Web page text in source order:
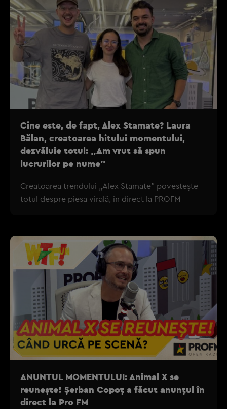
Cine este, de fapt, Alex Stamate? Laura
Bălan, creatoarea hitului momentului,
dezvăluie totul: „Am vrut să spun
lucrurilor pe nume”
Creatoarea trendului „Alex Stamate” povestește
totul despre piesa virală, in direct la PROFM
ANUNTUL MOMENTULUI: Animal X se
reunește! Șerban Copoț a făcut anunțul în
direct la Pro FM